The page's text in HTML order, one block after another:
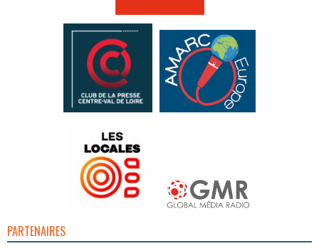
PARTENAIRES